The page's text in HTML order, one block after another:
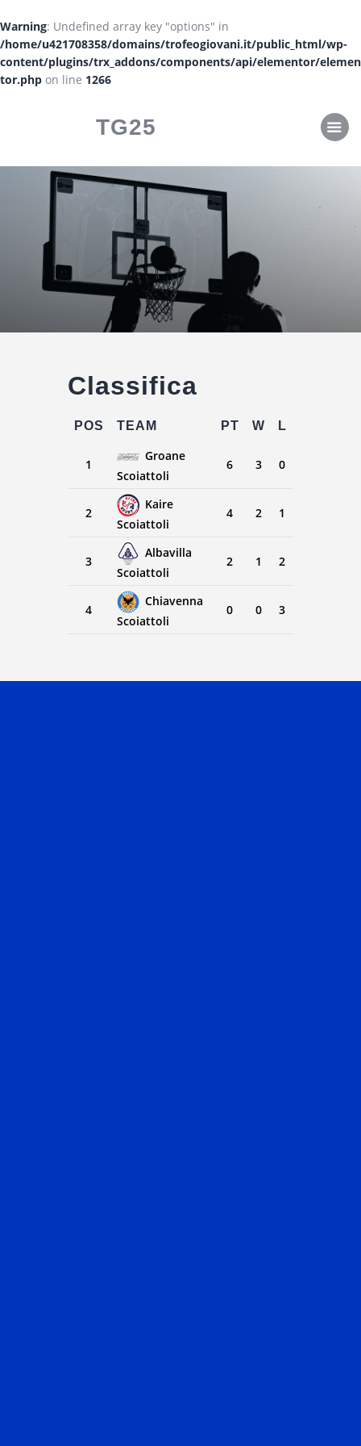
Warning: Undefined array key "options" in
/home/u421708358/domains/trofeogiovani.it/public_html/wp-
content/plugins/trx_addons/components/api/elementor/elemen
tor.php on line 1266
TG25
CALENDARI
Classifica
POS TEAM PT W L
1
Groane
Scoiattoli
6 3 0
2
Kaire
Scoiattoli
4 2 1
3
Albavilla
Scoiattoli
2 1 2
4
Chiavenna
Scoiattoli
0 0 3